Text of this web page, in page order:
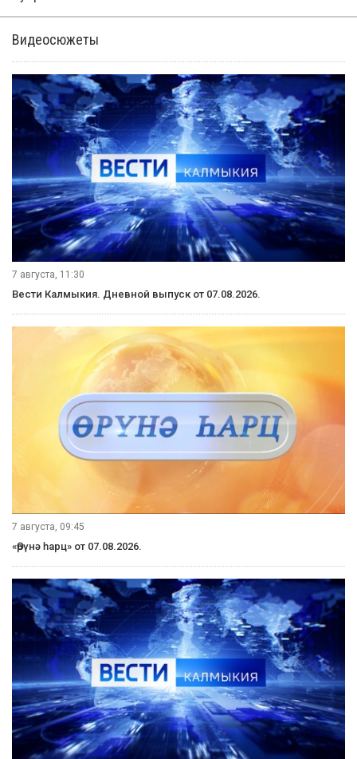
Видеосюжеты
7 августа, 11:30
Вести Калмыкия. Дневной выпуск от 07.08.2026.
7 августа, 09:45
«Өрүнә һарц» от 07.08.2026.